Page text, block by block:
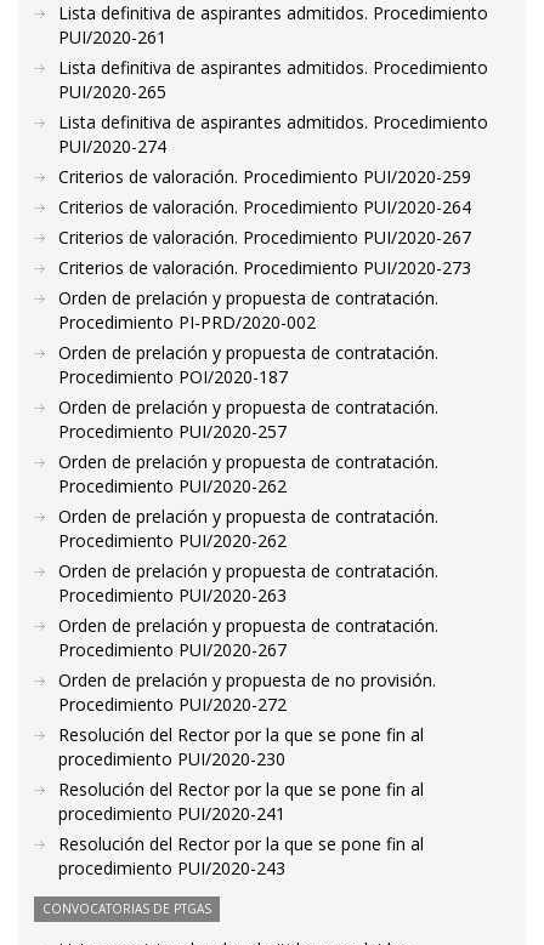
Lista definitiva de aspirantes admitidos. Procedimiento
PUI/2020-261
Lista definitiva de aspirantes admitidos. Procedimiento
PUI/2020-265
Lista definitiva de aspirantes admitidos. Procedimiento
PUI/2020-274
Criterios de valoración. Procedimiento PUI/2020-259
Criterios de valoración. Procedimiento PUI/2020-264
Criterios de valoración. Procedimiento PUI/2020-267
Criterios de valoración. Procedimiento PUI/2020-273
Orden de prelación y propuesta de contratación.
Procedimiento PI-PRD/2020-002
Orden de prelación y propuesta de contratación.
Procedimiento POI/2020-187
Orden de prelación y propuesta de contratación.
Procedimiento PUI/2020-257
Orden de prelación y propuesta de contratación.
Procedimiento PUI/2020-262
Orden de prelación y propuesta de contratación.
Procedimiento PUI/2020-262
Orden de prelación y propuesta de contratación.
Procedimiento PUI/2020-263
Orden de prelación y propuesta de contratación.
Procedimiento PUI/2020-267
Orden de prelación y propuesta de no provisión.
Procedimiento PUI/2020-272
Resolución del Rector por la que se pone fin al
procedimiento PUI/2020-230
Resolución del Rector por la que se pone fin al
procedimiento PUI/2020-241
Resolución del Rector por la que se pone fin al
procedimiento PUI/2020-243
CONVOCATORIAS DE PTGAS